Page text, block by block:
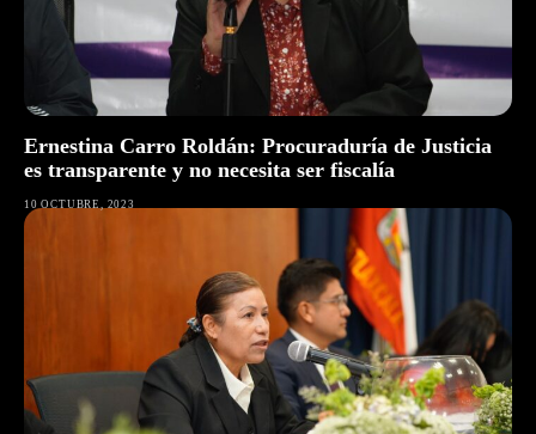
Ernestina Carro Roldán: Procuraduría de Justicia
es transparente y no necesita ser fiscalía
10 OCTUBRE, 2023